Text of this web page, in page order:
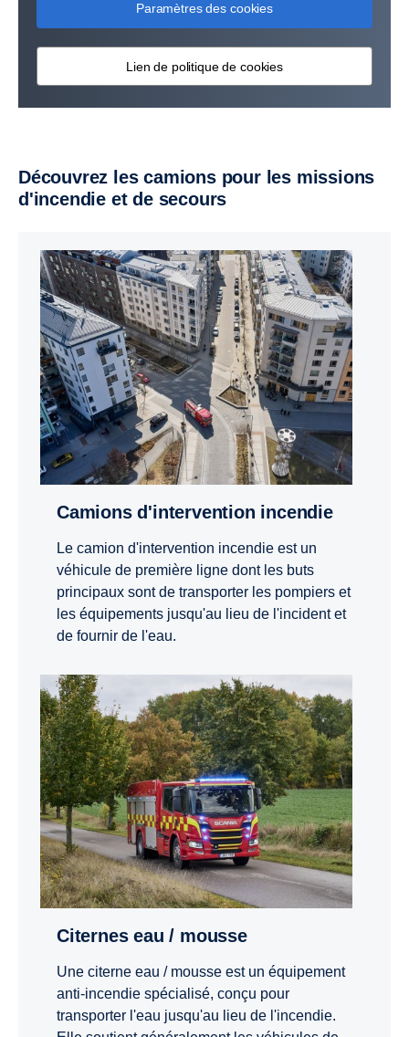
Paramètres des cookies
Lien de politique de cookies
Découvrez les camions pour les missions
d'incendie et de secours
Camions d'intervention incendie
Le camion d'intervention incendie est un
véhicule de première ligne dont les buts
principaux sont de transporter les pompiers et
les équipements jusqu'au lieu de l'incident et
de fournir de l'eau.
Citernes eau / mousse
Une citerne eau / mousse est un équipement
anti-incendie spécialisé, conçu pour
transporter l'eau jusqu'au lieu de l'incendie.